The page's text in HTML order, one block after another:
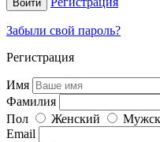
Забыли свой пароль?
Регистрация
Имя
Фамилия
Пол
Женский
Email